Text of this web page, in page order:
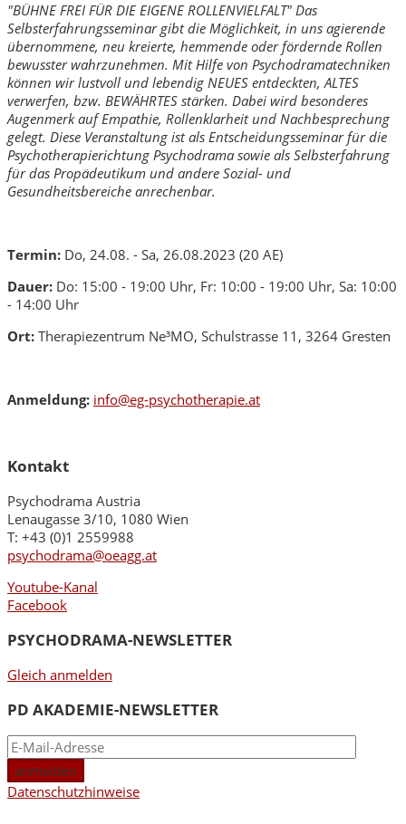
"BÜHNE FREI FÜR DIE EIGENE ROLLENVIELFALT" Das
Selbsterfahrungsseminar gibt die Möglichkeit, in uns agierende
übernommene, neu kreierte, hemmende oder fördernde Rollen
bewusster wahrzunehmen. Mit Hilfe von Psychodramatechniken
können wir lustvoll und lebendig NEUES entdeckten, ALTES
verwerfen, bzw. BEWÄHRTES stärken. Dabei wird besonderes
Augenmerk auf Empathie, Rollenklarheit und Nachbesprechung
gelegt. Diese Veranstaltung ist als Entscheidungsseminar für die
Psychotherapierichtung Psychodrama sowie als Selbsterfahrung
für das Propädeutikum und andere Sozial- und
Gesundheitsbereiche anrechenbar.
Termin: Do, 24.08. - Sa, 26.08.2023 (20 AE)
Dauer: Do: 15:00 - 19:00 Uhr, Fr: 10:00 - 19:00 Uhr, Sa: 10:00
- 14:00 Uhr
Ort: Therapiezentrum Ne³MO, Schulstrasse 11, 3264 Gresten
Anmeldung: info@eg-psychotherapie.at
Kontakt
Psychodrama Austria
Lenaugasse 3/10, 1080 Wien
T: +43 (0)1 2559988
psychodrama@oeagg.at
Youtube-Kanal
Facebook
PSYCHODRAMA-NEWSLETTER
Gleich anmelden
PD AKADEMIE-NEWSLETTER
Datenschutzhinweise